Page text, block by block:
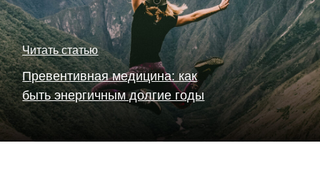
Превентивная медицина: как
быть энергичным долгие годы
Читать статью